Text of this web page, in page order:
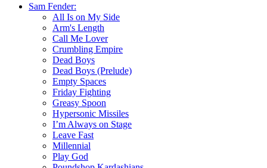
Sam Fender:
All Is on My Side
Arm's Length
Call Me Lover
Crumbling Empire
Dead Boys
Dead Boys (Prelude)
Empty Spaces
Friday Fighting
Greasy Spoon
Hypersonic Missiles
I’m Always on Stage
Leave Fast
Millennial
Play God